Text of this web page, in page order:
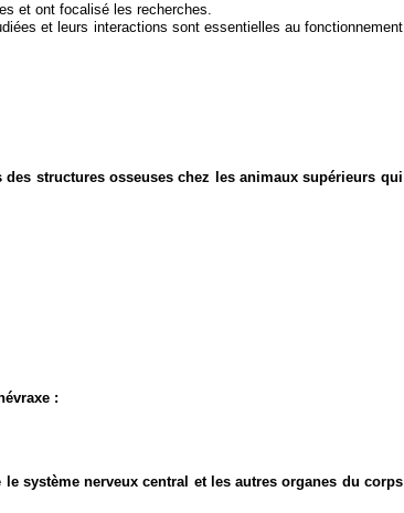
et ont focalisé les recherches.
et leurs interactions sont essentielles au fonctionnement
structures osseuses chez les animaux supérieurs qui
:
système nerveux central et les autres organes du corps